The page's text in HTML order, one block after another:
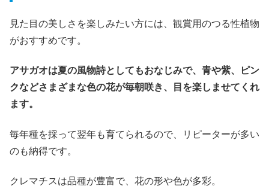
見た目の美しさを楽しみたい方には、観賞用のつる性植物
がおすすめです。
アサガオは夏の風物詩としてもおなじみで、青や紫、ピン
クなどさまざまな色の花が毎朝咲き、目を楽しませてくれ
ます。
毎年種を採って翌年も育てられるので、リピーターが多い
のも納得です。
クレマチスは品種が豊富で、花の形や色が多彩。